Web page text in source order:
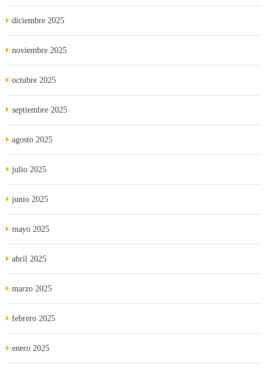
diciembre 2025
noviembre 2025
octubre 2025
septiembre 2025
agosto 2025
julio 2025
junio 2025
mayo 2025
abril 2025
marzo 2025
febrero 2025
enero 2025